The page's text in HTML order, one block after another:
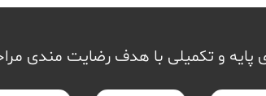
پایه و تکمیلی با هدف رضایت مندی